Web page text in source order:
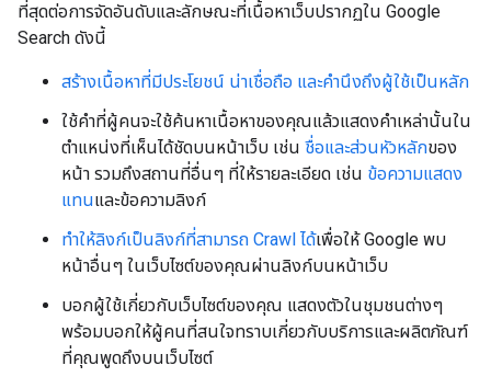
ที่สุดต่อการจัดอันดับและลักษณะที่เนื้อหาเว็บปรากฏใน Google
Search ดังนี้
สร้างเนื้อหาที่มีประโยชน์ น่าเชื่อถือ และคำนึงถึงผู้ใช้เป็นหลัก
ใช้คำที่ผู้คนจะใช้ค้นหาเนื้อหาของคุณแล้วแสดงคำเหล่านั้นใน
ตำแหน่งที่เห็นได้ชัดบนหน้าเว็บ เช่น ชื่อและส่วนหัวหลักของ
หน้า รวมถึงสถานที่อื่นๆ ที่ให้รายละเอียด เช่น ข้อความแสดง
แทนและข้อความลิงก์
ทำให้ลิงก์เป็นลิงก์ที่สามารถ Crawl ได้เพื่อให้ Google พบ
หน้าอื่นๆ ในเว็บไซต์ของคุณผ่านลิงก์บนหน้าเว็บ
บอกผู้ใช้เกี่ยวกับเว็บไซต์ของคุณ แสดงตัวในชุมชนต่างๆ
พร้อมบอกให้ผู้คนที่สนใจทราบเกี่ยวกับบริการและผลิตภัณฑ์
ที่คุณพูดถึงบนเว็บไซต์